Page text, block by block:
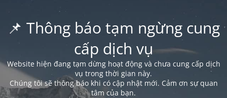
📌 Thông báo tạm ngừng cung
cấp dịch vụ
Website hiện đang tạm dừng hoạt động và chưa cung cấp dịch
vụ trong thời gian này.
Chúng tôi sẽ thông báo khi có cập nhật mới. Cảm ơn sự quan
tâm của bạn.